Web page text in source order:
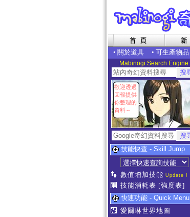
• 關於道具 • 可生產物品
Mabinogi Search Engine
歡迎透過
回報提供
你整理的
資料～
技能快查 - Skill Jump
數值增加技能 Update !
技能消耗表 [強度表]
快速功能 - Quick Menu
愛爾琳世界地圖